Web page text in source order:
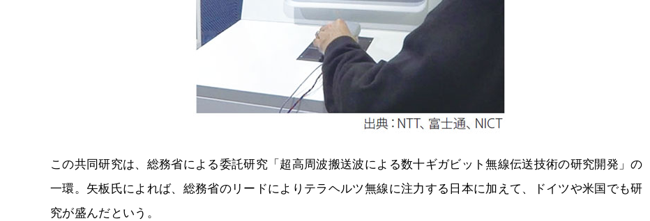
この共同研究は、総務省による委託研究「超高周波搬送波による数十ギガビット無線伝送技術の研究開発」の
一環。矢板氏によれば、総務省のリードによりテラヘルツ無線に注力する日本に加えて、ドイツや米国でも研
究が盛んだという。